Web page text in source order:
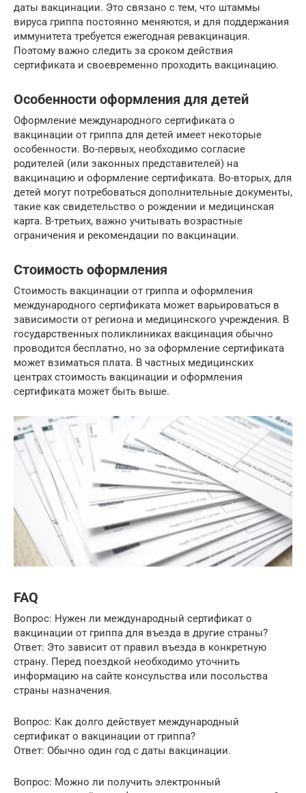
даты вакцинации. Это связано с тем, что штаммы
вируса гриппа постоянно меняются, и для поддержания
иммунитета требуется ежегодная ревакцинация.
Поэтому важно следить за сроком действия
сертификата и своевременно проходить вакцинацию.
Особенности оформления для детей
Оформление международного сертификата о
вакцинации от гриппа для детей имеет некоторые
особенности. Во-первых, необходимо согласие
родителей (или законных представителей) на
вакцинацию и оформление сертификата. Во-вторых, для
детей могут потребоваться дополнительные документы,
такие как свидетельство о рождении и медицинская
карта. В-третьих, важно учитывать возрастные
ограничения и рекомендации по вакцинации.
Стоимость оформления
Стоимость вакцинации от гриппа и оформления
международного сертификата может варьироваться в
зависимости от региона и медицинского учреждения. В
государственных поликлиниках вакцинация обычно
проводится бесплатно, но за оформление сертификата
может взиматься плата. В частных медицинских
центрах стоимость вакцинации и оформления
сертификата может быть выше.
FAQ
Вопрос: Нужен ли международный сертификат о
вакцинации от гриппа для въезда в другие страны?
Ответ: Это зависит от правил въезда в конкретную
страну. Перед поездкой необходимо уточнить
информацию на сайте консульства или посольства
страны назначения.
Вопрос: Как долго действует международный
сертификат о вакцинации от гриппа?
Ответ: Обычно один год с даты вакцинации.
Вопрос: Можно ли получить электронный